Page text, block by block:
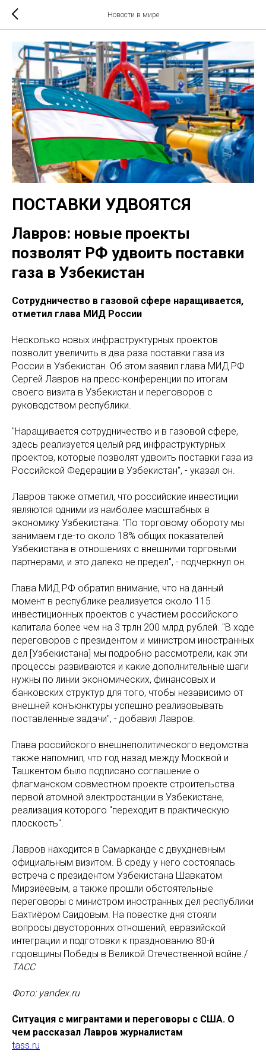
Новости в мире
ПОСТАВКИ УДВОЯТСЯ
Лавров: новые проекты
позволят РФ удвоить поставки
газа в Узбекистан
Сотрудничество в газовой сфере наращивается,
отметил глава МИД России
Несколько новых инфраструктурных проектов
позволит увеличить в два раза поставки газа из
России в Узбекистан. Об этом заявил глава МИД РФ
Сергей Лавров на пресс-конференции по итогам
своего визита в Узбекистан и переговоров с
руководством республики.
"Наращивается сотрудничество и в газовой сфере,
здесь реализуется целый ряд инфраструктурных
проектов, которые позволят удвоить поставки газа из
Российской Федерации в Узбекистан", - указал он.
Лавров также отметил, что российские инвестиции
являются одними из наиболее масштабных в
экономику Узбекистана. "По торговому обороту мы
занимаем где-то около 18% общих показателей
Узбекистана в отношениях с внешними торговыми
партнерами, и это далеко не предел", - подчеркнул он.
Глава МИД РФ обратил внимание, что на данный
момент в республике реализуется около 115
инвестиционных проектов с участием российского
капитала более чем на 3 трлн 200 млрд рублей. "В ходе
переговоров с президентом и министром иностранных
дел [Узбекистана] мы подробно рассмотрели, как эти
процессы развиваются и какие дополнительные шаги
нужны по линии экономических, финансовых и
банковских структур для того, чтобы независимо от
внешней конъюнктуры успешно реализовывать
поставленные задачи", - добавил Лавров.
Глава российского внешнеполитического ведомства
также напомнил, что год назад между Москвой и
Ташкентом было подписано соглашение о
флагманском совместном проекте строительства
первой атомной электростанции в Узбекистане,
реализация которого "переходит в практическую
плоскость".
Лавров находится в Самарканде с двухдневным
официальным визитом. В среду у него состоялась
встреча с президентом Узбекистана Шавкатом
Мирзиёевым, а также прошли обстоятельные
переговоры с министром иностранных дел республики
Бахтиёром Саидовым. На повестке дня стояли
вопросы двусторонних отношений, евразийской
интеграции и подготовки к празднованию 80-й
годовщины Победы в Великой Отечественной войне./
ТАСС
Фото: yandex.ru
Ситуация с мигрантами и переговоры с США. О
чем рассказал Лавров журналистам
tass.ru